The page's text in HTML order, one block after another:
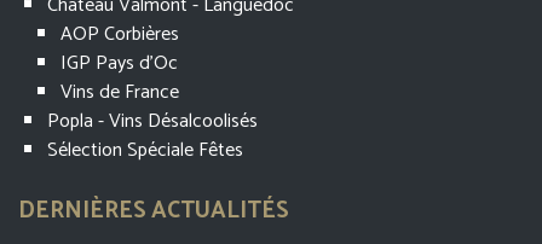
AOP Corbières
IGP Pays d'Oc
Vins de France
Popla - Vins Désalcoolisés
Sélection Spéciale Fêtes
DERNIÈRES ACTUALITÉS